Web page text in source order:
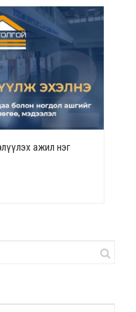
ажил нэг